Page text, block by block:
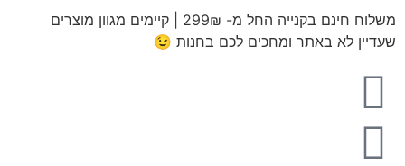
משלוח חינם בקנייה החל מ- 299₪ | קיימים מגוון מוצרים
שעדיין לא באתר ומחכים לכם בחנות 😉​